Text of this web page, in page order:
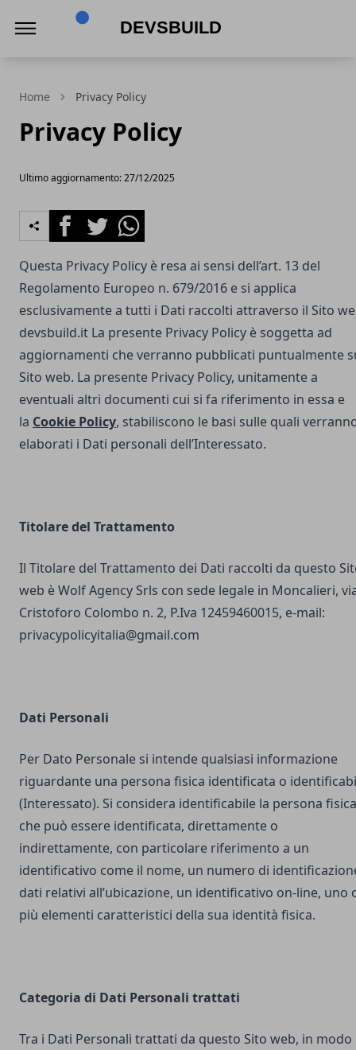
Home Privacy Policy
Privacy Policy
Ultimo aggiornamento: 27/12/2025
FacebookTwitterWhatsapp
Questa Privacy Policy è resa ai sensi dell’art. 13 del
Regolamento Europeo n. 679/2016 e si applica
esclusivamente a tutti i Dati raccolti attraverso il Sito
devsbuild.it La presente Privacy Policy è soggetta ad
aggiornamenti che verranno pubblicati puntualmente
Sito web. La presente Privacy Policy, unitamente a
eventuali altri documenti cui si fa riferimento in essa e
la Cookie Policy, stabiliscono le basi sulle quali
elaborati i Dati personali dell’Interessato.
Titolare del Trattamento
Il Titolare del Trattamento dei Dati raccolti da questo
web è Wolf Agency Srls con sede legale in Moncalieri,
Cristoforo Colombo n. 2, P.Iva 12459460015, e-mail:
privacypolicyitalia@gmail.com
Dati Personali
Per Dato Personale si intende qualsiasi informazione
riguardante una persona fisica identificata o
(Interessato). Si considera identificabile la persona fisica
che può essere identificata, direttamente o
indirettamente, con particolare riferimento a un
identificativo come il nome, un numero di
dati relativi all’ubicazione, un identificativo on-line, uno
più elementi caratteristici della sua identità fisica.
Categoria di Dati Personali trattati
Tra i Dati Personali trattati da questo Sito web, in modo